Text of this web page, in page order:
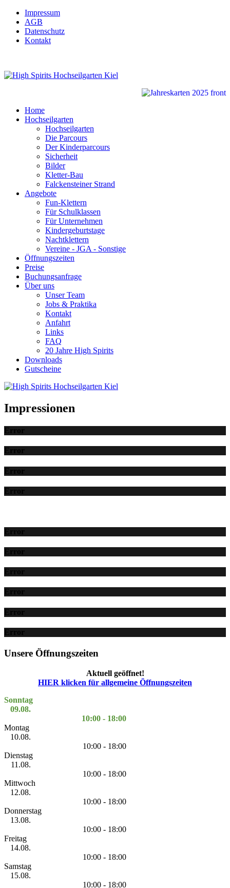
Impressum
AGB
Datenschutz
Kontakt
Home
Hochseilgarten
Hochseilgarten
Die Parcours
Der Kinderparcours
Sicherheit
Bilder
Kletter-Bau
Falckensteiner Strand
Angebote
Fun-Klettern
Für Schulklassen
Für Unternehmen
Kindergeburtstage
Nachtklettern
Vereine - JGA - Sonstige
Öffnungszeiten
Preise
Buchungsanfrage
Über uns
Unser Team
Jobs & Praktika
Kontakt
Anfahrt
Links
FAQ
20 Jahre High Spirits
Downloads
Gutscheine
Impressionen
Error
Error
Error
Error
Error
Error
Error
Error
Error
Error
Unsere Öffnungszeiten
Aktuell geöffnet!
HIER klicken für allgemeine Öffnungszeiten
Sonntag
09.08.
10:00 - 18:00
Montag
10.08.
10:00 - 18:00
Dienstag
11.08.
10:00 - 18:00
Mittwoch
12.08.
10:00 - 18:00
Donnerstag
13.08.
10:00 - 18:00
Freitag
14.08.
10:00 - 18:00
Samstag
15.08.
10:00 - 18:00